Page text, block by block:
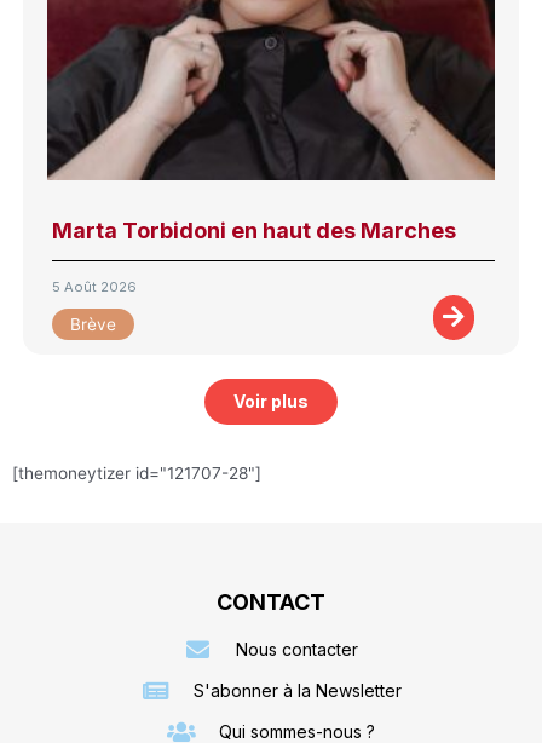
Marta Torbidoni en haut des Marches
5 Août 2026
Brève
Voir plus
[themoneytizer id="121707-28"]
CONTACT
Nous contacter
S'abonner à la Newsletter
Qui sommes-nous ?